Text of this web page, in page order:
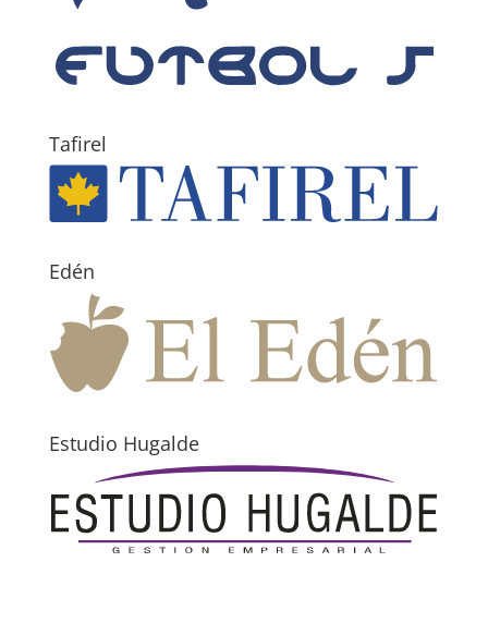
Tafirel
Edén
Estudio Hugalde